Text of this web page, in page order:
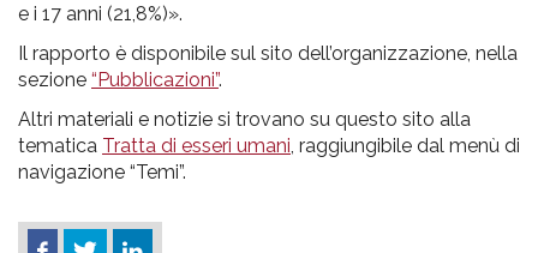
e i 17 anni (21,8%)».
Il rapporto è disponibile sul sito dell’organizzazione, nella
sezione “Pubblicazioni”.
Altri materiali e notizie si trovano su questo sito alla
tematica Tratta di esseri umani , raggiungibile dal menù di
navigazione “Temi”.